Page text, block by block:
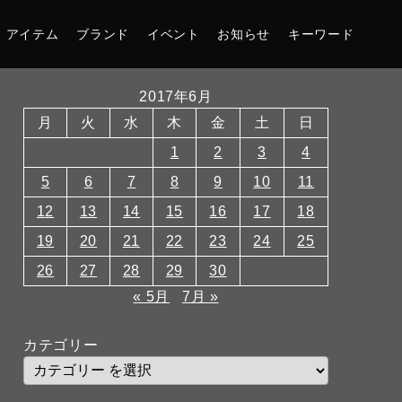
アイテム ブランド イベント お知らせ キーワード
2017年6月
月
火 水 木 金 土
日
1
2 3
4
5
6 7 8 9 10
11
12
13 14 15 16 17
18
19
20 21 22 23 24
25
26
27 28 29
30
« 5月
7月 »
カテゴリー